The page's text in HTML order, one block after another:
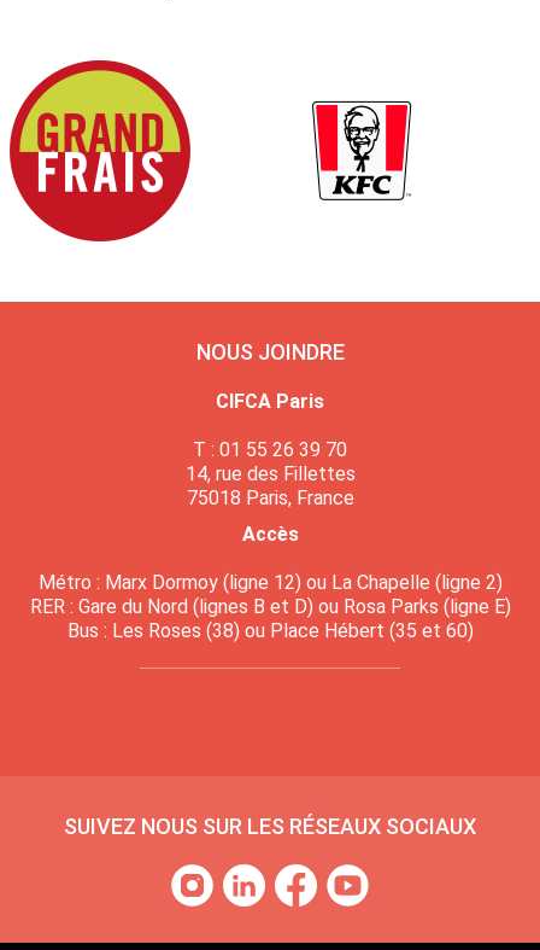
NOUS JOINDRE
CIFCA Paris
T : 01 55 26 39 70
14, rue des Fillettes
75018 Paris, France
Accès
Métro : Marx Dormoy (ligne 12) ou La Chapelle (ligne 2)
RER : Gare du Nord (lignes B et D) ou Rosa Parks (ligne E)
Bus : Les Roses (38) ou Place Hébert (35 et 60)
SUIVEZ NOUS SUR LES RÉSEAUX SOCIAUX